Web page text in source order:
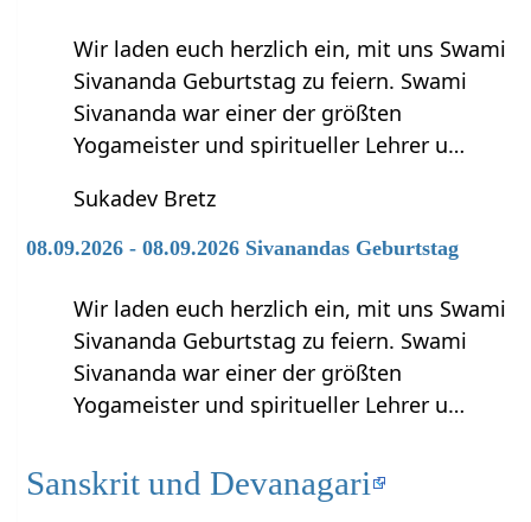
Wir laden euch herzlich ein, mit uns Swami
Sivananda Geburtstag zu feiern. Swami
Sivananda war einer der größten
Yogameister und spiritueller Lehrer u…
Sukadev Bretz
08.09.2026 - 08.09.2026 Sivanandas Geburtstag
Wir laden euch herzlich ein, mit uns Swami
Sivananda Geburtstag zu feiern. Swami
Sivananda war einer der größten
Yogameister und spiritueller Lehrer u…
Sanskrit und Devanagari